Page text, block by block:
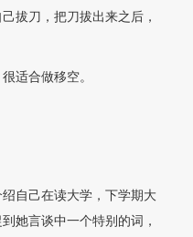
拔刀，把刀拔出来之后，
适合做移空。
自己在读大学，下学期大
她言谈中一个特别的词，